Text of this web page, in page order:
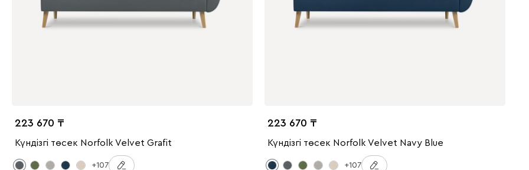
223 670
Күндізгі төсек Norfolk Velvet Grafit
+107
223 670
Күндізгі төсек Norfolk Velvet Navy Blue
+107